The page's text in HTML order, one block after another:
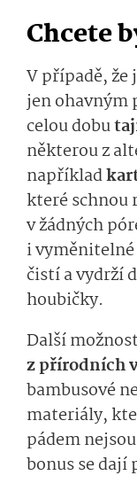
Chcete
V případě, že
jen ohavným
celou dobu
některou z
například
které schnou
v žádných
i vyměnitelné
čistí a vydrží
houbičky.
Další
z přírodních
bambusové
materiály,
pádem
bonus se dají